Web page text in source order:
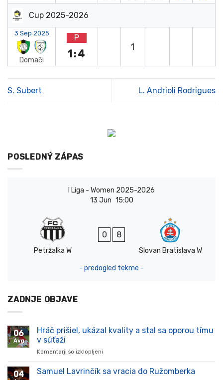
Cup 2025-2026
3 Sep 2025
Domači
P
1:4
1
S. Subert L. Andrioli Rodrigues
POSLEDNÝ ZÁPAS
I Liga - Women 2025-2026
13 Jun 15:00
Petržalka W
0 8
Slovan Bratislava W
- predogled tekme -
ZADNJE OBJAVE
06
Avg
Hráč prišiel, ukázal kvality a stal sa oporou tímu
v súťaži
Komentarji so izklopljeni
prišiel,
04 Samuel Lavrinčík sa vracia do Ružomberka